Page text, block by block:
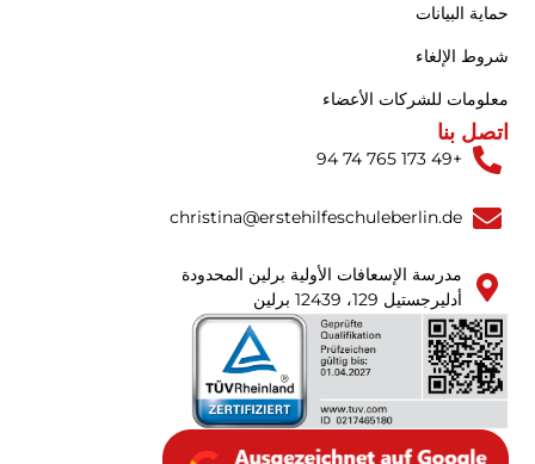
اتصل بنا
+49 173 765 74 94
christina@erstehilfeschuleberlin.de
مدرسة الإسعافات الأولية برلين المحدودة
أدليرجستيل 129، 12439 برلين
حماية البيانات
شروط الإلغاء
معلومات للشركات الأعضاء